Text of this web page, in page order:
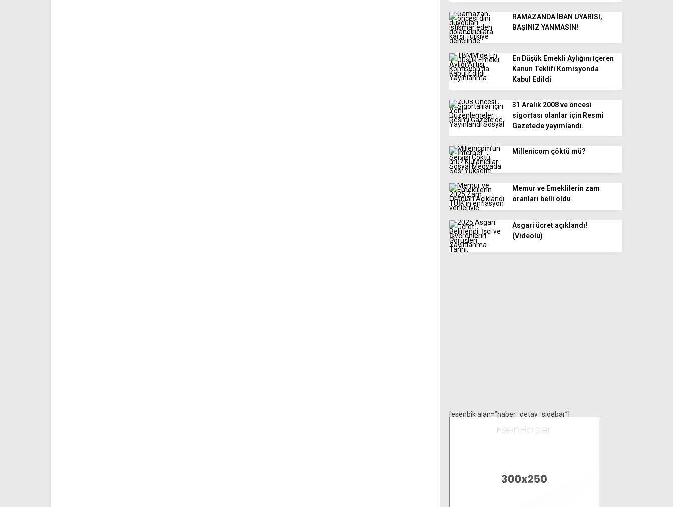
RAMAZANDA İBAN UYARISI,
BAŞINIZ YANMASIN!
En Düşük Emekli Aylığını İçeren
Kanun Teklifi Komisyonda
Kabul Edildi
31 Aralık 2008 ve öncesi
sigortası olanlar için Resmi
Gazetede yayımlandı.
Millenicom çöktü mü?
Memur ve Emeklilerin zam
oranları belli oldu
Asgari ücret açıklandı!
(Videolu)
[esenbik alan=”haber_detay_sidebar”]